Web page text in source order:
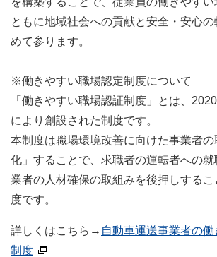
ともに地域社会への貢献と安全・安心
めて参ります。
※働きやすい職場認定制度について
「働きやすい職場認証制度」とは、
により創設された制度です。
本制度は職場環境改善に向けた事業者
化」することで、求職者の運転者への
業者の人材確保の取組みを後押しするこ
度です。
詳しくはこちら→ 自動車運送事業者の
制度